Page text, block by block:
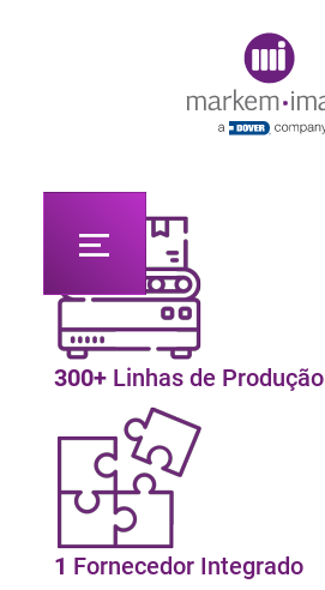
300+Linhas de Produção
1 Fornecedor Integrado